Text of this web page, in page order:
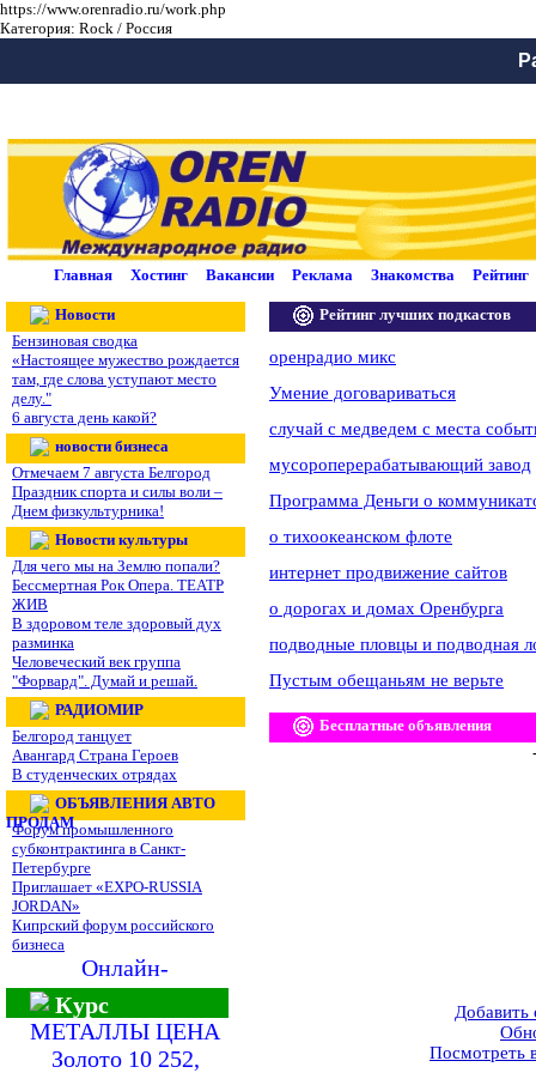
https://www.orenradio.ru/work.php
Категория: Rock / Россия
Главная Хостинг Вакансии Реклама Знакомства Рейтинг
Новости
Бензиновая сводка
«Настоящее мужество рождается
там, где слова уступают место
делу."
6 августа день какой?
новости бизнеса
Отмечаем 7 августа Белгород
Праздник спорта и силы воли –
Днем физкультурника!
Новости культуры
Для чего мы на Землю попали?
Бессмертная Рок Опера. ТЕАТР
ЖИВ
В здоровом теле здоровый дух
разминка
Человеческий век группа
"Форвард". Думай и решай.
РАДИОМИР
Белгород танцует
Авангард Страна Героев
В студенческих отрядах
ОБЪЯВЛЕНИЯ АВТО
ПРОДАМ
Форум промышленного
субконтрактинга в Санкт-
Петербурге
Приглашает «EXPO-RUSSIA
JORDAN»
Кипрский форум российского
бизнеса
Онлайн-
Курс
МЕТАЛЛЫ ЦЕНА
Золото 10 252,
Рейтинг лучших подкастов
оренрадио микс
Умение договариваться
случай с медведем с места
мусороперерабатывающий завод
Программа Деньги о
о тихоокеанском флоте
интернет продвижение сайтов
о дорогах и домах Оренбурга
подводные пловцы и подводная
Пустым обещаньям не верьте
Бесплатные объявления
Посмотреть